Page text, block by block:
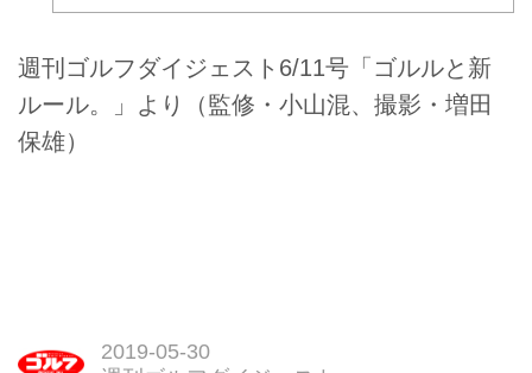
週刊ゴルフダイジェスト6/11号「ゴルルと新
ルール。」より（監修・小山混、撮影・増田
保雄）
2019-05-30